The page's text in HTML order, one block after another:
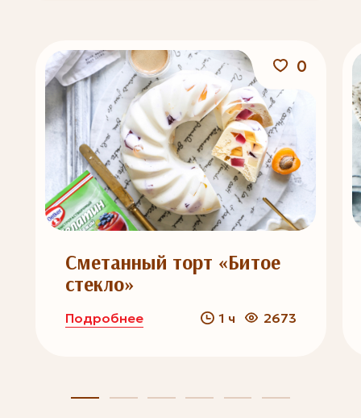
0
Сметанный торт «Битое
стекло»
Подробнее 1 ч 2673